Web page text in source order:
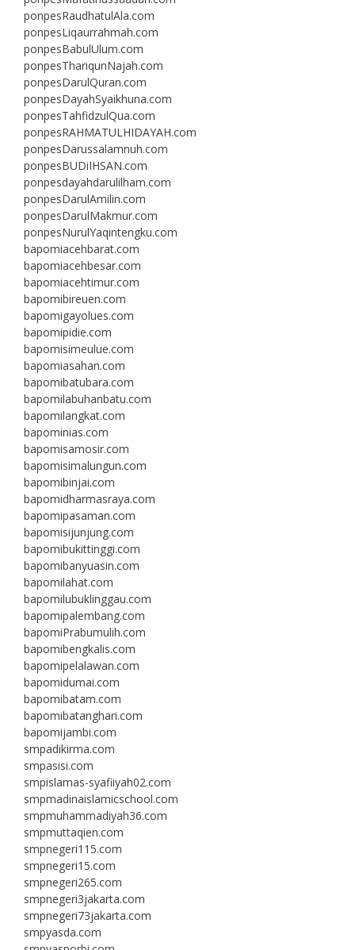
ponpesRaudhatulAla.com
ponpesLiqaurrahmah.com
ponpesBabulUlum.com
ponpesThariqunNajah.com
ponpesDarulQuran.com
ponpesDayahSyaikhuna.com
ponpesTahfidzulQua.com
ponpesRAHMATULHIDAYAH.com
ponpesDarussalamnuh.com
ponpesBUDiIHSAN.com
ponpesdayahdarulilham.com
ponpesDarulAmilin.com
ponpesDarulMakmur.com
ponpesNurulYaqintengku.com
bapomiacehbarat.com
bapomiacehbesar.com
bapomiacehtimur.com
bapomibireuen.com
bapomigayolues.com
bapomipidie.com
bapomisimeulue.com
bapomiasahan.com
bapomibatubara.com
bapomilabuhanbatu.com
bapomilangkat.com
bapominias.com
bapomisamosir.com
bapomisimalungun.com
bapomibinjai.com
bapomidharmasraya.com
bapomipasaman.com
bapomisijunjung.com
bapomibukittinggi.com
bapomibanyuasin.com
bapomilahat.com
bapomilubuklinggau.com
bapomipalembang.com
bapomiPrabumulih.com
bapomibengkalis.com
bapomipelalawan.com
bapomidumai.com
bapomibatam.com
bapomibatanghari.com
bapomijambi.com
smpadikirma.com
smpasisi.com
smpislamas-syafiiyah02.com
smpmadinaislamicschool.com
smpmuhammadiyah36.com
smpmuttaqien.com
smpnegeri115.com
smpnegeri15.com
smpnegeri265.com
smpnegeri3jakarta.com
smpnegeri73jakarta.com
smpyasda.com